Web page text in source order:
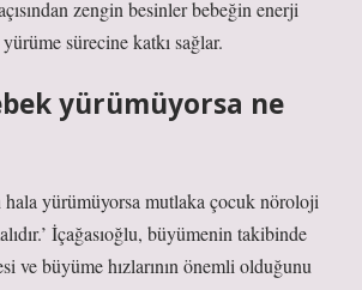
zengin besinler bebeğin enerji
sürecine katkı sağlar.
yürümüyorsa ne
hala yürümüyorsa mutlaka çocuk nöroloji
İçağasıoğlu, büyümenin takibinde
ve büyüme hızlarının önemli olduğunu